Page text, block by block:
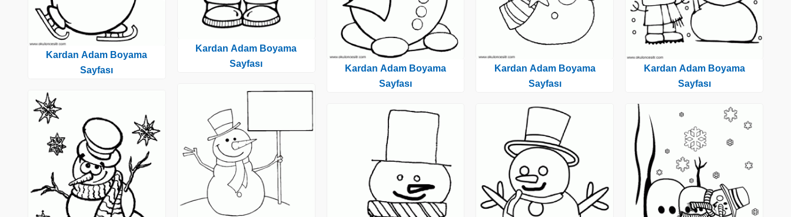
Kardan Adam Boyama
Sayfası
Kardan Adam Boyama
Sayfası
Kardan Adam Boyama
Sayfası
Kardan Adam Boyama
Sayfası
Kardan Adam Boyama
Sayfası